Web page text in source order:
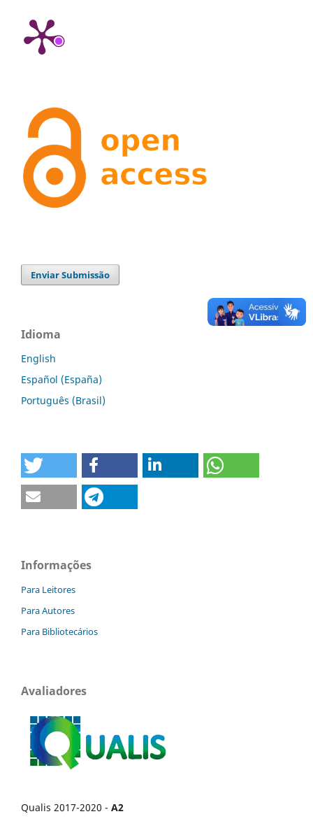
Enviar Submissão
Idioma
English
Español (España)
Português (Brasil)
Informações
Para Leitores
Para Autores
Para Bibliotecários
Avaliadores
Qualis 2017-2020 - A2